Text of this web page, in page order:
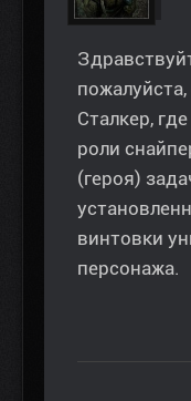
Сталкер,
роли
(героя)
винтовки
персонажа.